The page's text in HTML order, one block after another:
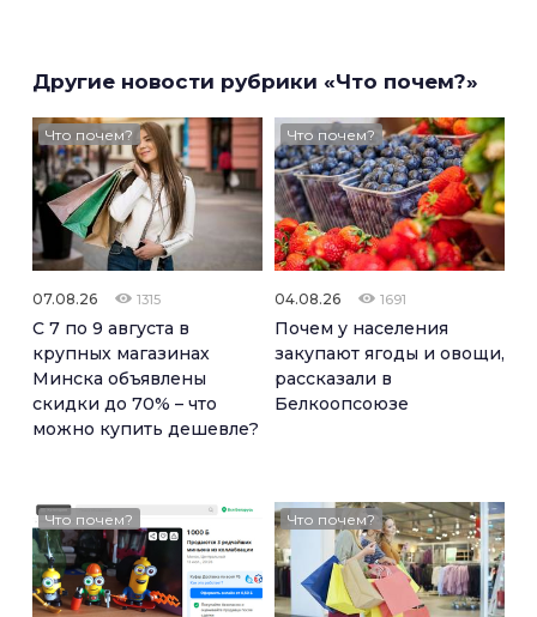
Другие новости рубрики «Что почем?»
Что почем?
07.08.26 1315
С 7 по 9 августа в
крупных магазинах
Минска объявлены
скидки до 70% – что
можно купить дешевле?
Что почем?
04.08.26 1691
Почем у населения
закупают ягоды и овощи,
рассказали в
Белкоопсоюзе
Что почем? Что почем?